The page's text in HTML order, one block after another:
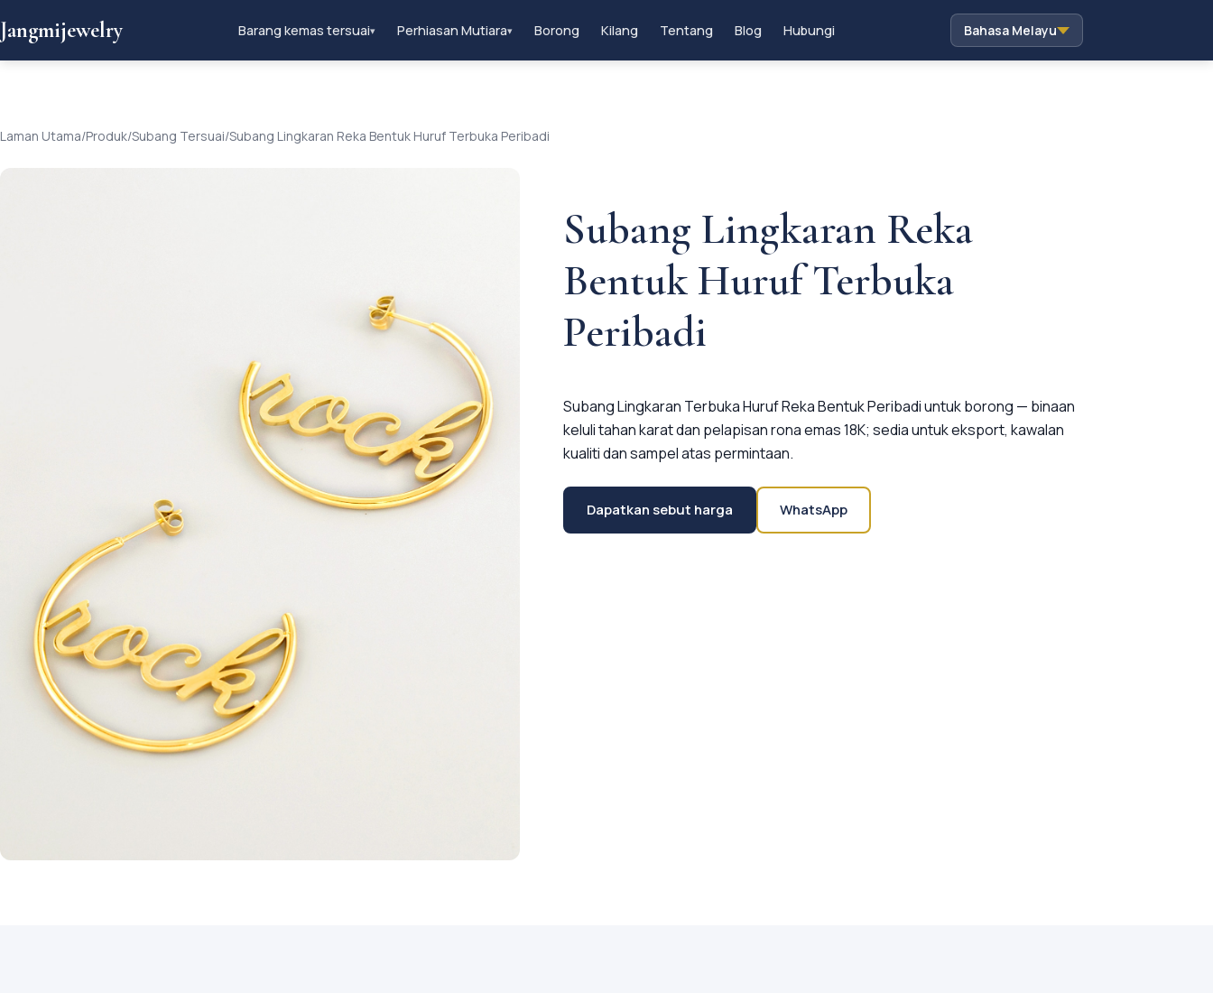
Jangmijewelry Barang kemas tersuai▾ Perhiasan Mutiara▾ Borong Kilang Tentang Blog Hubungi Bahasa Melayu
Laman Utama/Produk/Subang Tersuai/Subang Lingkaran Reka Bentuk Huruf Terbuka Peribadi
Subang Lingkaran Reka
Bentuk Huruf Terbuka
Peribadi
Subang Lingkaran Terbuka Huruf Reka Bentuk Peribadi untuk borong — binaan
keluli tahan karat dan pelapisan rona emas 18K; sedia untuk eksport, kawalan
kualiti dan sampel atas permintaan.
Dapatkan sebut harga WhatsApp